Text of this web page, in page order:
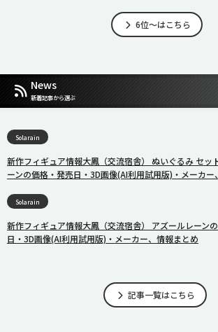
6位～はこちら
News
新着記事から選ぶ
Solarain
新作フィギュア情報大鳳（交流宿舎） ぬいぐるみ セッ
ーンの価格・発売日・3D画像(AI利用試用版)・メーカー
Solarain
新作フィギュア情報大鳳（交流宿舎） アズールレーン
日・3D画像(AI利用試用版)・メーカー、情報まとめ
記事一覧はこちら